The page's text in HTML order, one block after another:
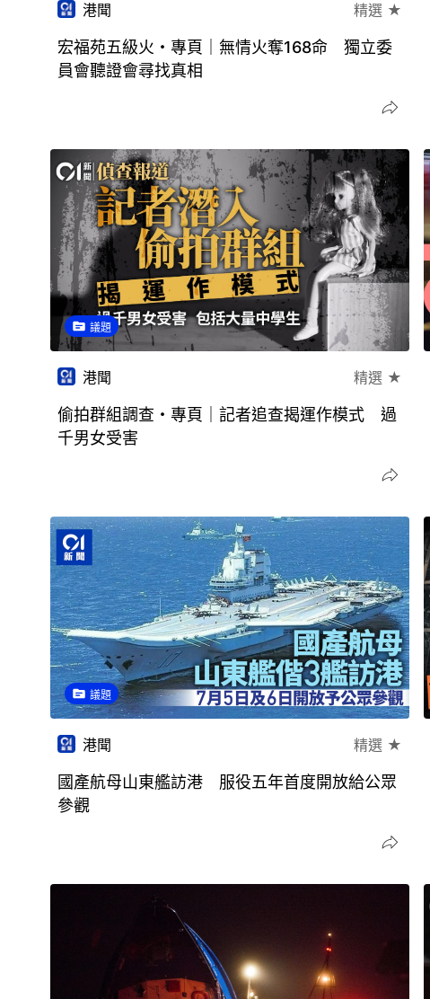
港聞 精選 ★
宏福苑五級火・專頁｜無情火奪168命 獨立委
員會聽證會尋找真相
議題
港聞 精選 ★
偷拍群組調查・專頁｜記者追查揭運作模式 過
千男女受害
議題
港聞 精選 ★
國產航母山東艦訪港 服役五年首度開放給公眾
參觀